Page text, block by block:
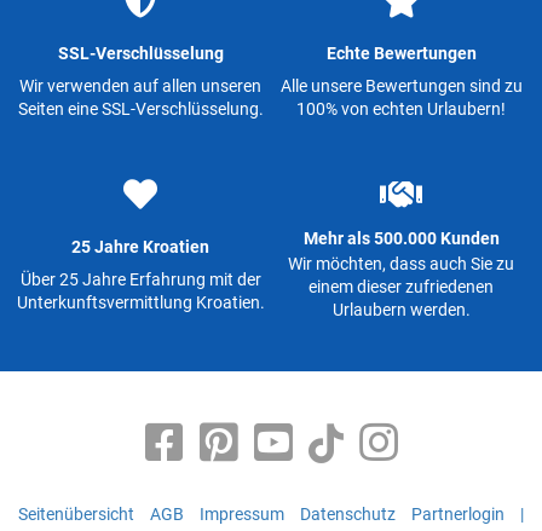
SSL-Verschlüsselung
Wir verwenden auf allen unseren
Seiten eine SSL-Verschlüsselung.
Echte Bewertungen
Alle unsere Bewertungen sind zu
100% von echten Urlaubern!
25 Jahre Kroatien
Über 25 Jahre Erfahrung mit der
Unterkunftsvermittlung Kroatien.
Mehr als 500.000 Kunden
Wir möchten, dass auch Sie zu
einem dieser zufriedenen
Urlaubern werden.
Seitenübersicht AGB Impressum Datenschutz Partnerlogin |